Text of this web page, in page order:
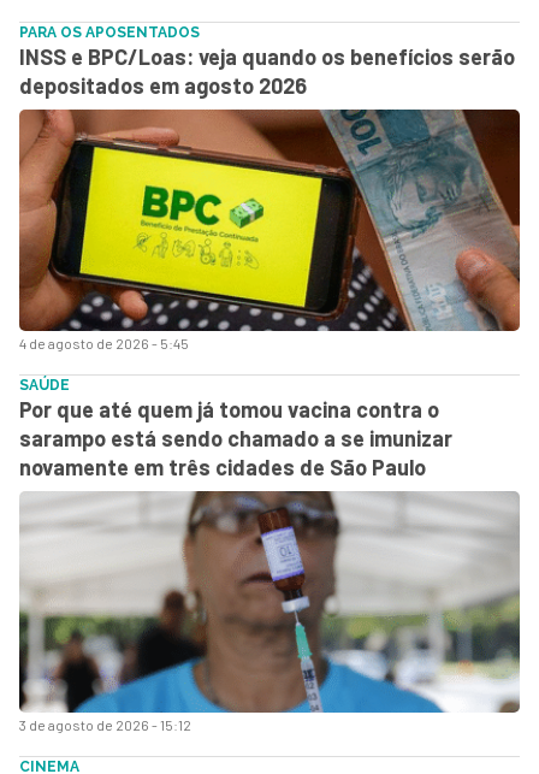
4 de agosto de 2026 - 5:45
PARA OS APOSENTADOS
INSS e BPC/Loas: veja quando os benefícios serão
depositados em agosto 2026
3 de agosto de 2026 - 15:12
SAÚDE
Por que até quem já tomou vacina contra o
sarampo está sendo chamado a se imunizar
novamente em três cidades de São Paulo
CINEMA